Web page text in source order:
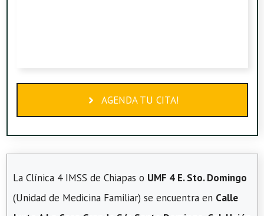
AGENDA TU CITA!
La Clínica 4 IMSS de Chiapas o UMF 4 E. Sto. Domingo
(Unidad de Medicina Familiar) se encuentra en Calle